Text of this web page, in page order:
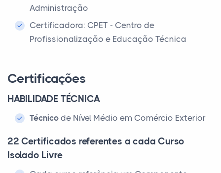
Administração
Certificadora: CPET - Centro de
Profissionalização e Educação Técnica
Certificações
HABILIDADE TÉCNICA
Técnico de Nível Médio em Comércio Exterior
22 Certificados referentes a cada Curso
Isolado Livre